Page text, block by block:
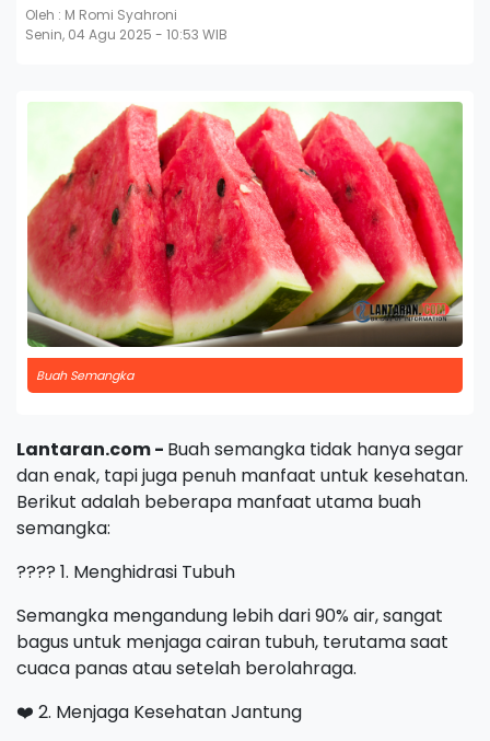
Oleh : M Romi Syahroni
Senin, 04 Agu 2025 - 10:53 WIB
Buah Semangka
Lantaran.com - Buah semangka tidak hanya segar
dan enak, tapi juga penuh manfaat untuk kesehatan.
Berikut adalah beberapa manfaat utama buah
semangka:
???? 1. Menghidrasi Tubuh
Semangka mengandung lebih dari 90% air, sangat
bagus untuk menjaga cairan tubuh, terutama saat
cuaca panas atau setelah berolahraga.
❤️ 2. Menjaga Kesehatan Jantung